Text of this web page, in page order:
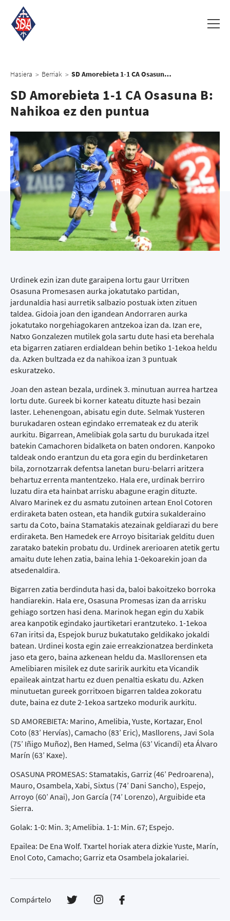
Hasiera > Berriak > SD Amorebieta 1-1 CA Osasuna B: Nahikoa ez den puntua
SD Amorebieta 1-1 CA Osasuna B:
Nahikoa ez den puntua
Urdinek ezin izan dute garaipena lortu gaur Urritxen
Osasuna Promesasen aurka jokatutako partidan,
jardunaldia hasi aurretik salbazio postuak ixten zituen
taldea. Gidoia joan den igandean Andorraren aurka
jokatutako norgehiagokaren antzekoa izan da. Izan ere,
Natxo Gonzalezen mutilek gola sartu dute hasi eta berehala
eta bigarren zatiaren erdialdean behin betiko 1-1ekoa heldu
da. Azken bultzada ez da nahikoa izan 3 puntuak
eskuratzeko.
Joan den astean bezala, urdinek 3. minutuan aurrea hartzea
lortu dute. Gureek bi korner kateatu dituzte hasi bezain
laster. Lehenengoan, abisatu egin dute. Selmak Yusteren
burukadaren ostean egindako erremateak ez du aterik
aurkitu. Bigarrean, Amelibiak gola sartu du burukada itzel
batekin Camachoren bidalketa on baten ondoren. Kanpoko
taldeak ondo erantzun du eta gora egin du berdinketaren
bila, zornotzarrak defentsa lanetan buru-belarri aritzera
behartuz errenta mantentzeko. Hala ere, urdinak berriro
luzatu dira eta hainbat arrisku abagune eragin dituzte.
Alvaro Marinek ez du asmatu zutoinen artean Enol Cotoren
erdiraketa baten ostean, eta handik gutxira sukalderaino
sartu da Coto, baina Stamatakis atezainak geldiarazi du bere
erdiraketa. Ben Hamedek ere Arroyo bisitariak gelditu duen
zaratako batekin probatu du. Urdinek arerioaren atetik gertu
amaitu dute lehen zatia, baina lehia 1-0ekoarekin joan da
atsedenaldira.
Bigarren zatia berdinduta hasi da, baloi bakoitzeko borroka
handiarekin. Hala ere, Osasuna Promesas izan da arrisku
gehiago sortzen hasi dena. Marinok hegan egin du Xabik
area kanpotik egindako jaurtiketari erantzuteko. 1-1ekoa
67an iritsi da, Espejok buruz bukatutako geldikako jokaldi
batean. Urdinei kosta egin zaie erreakzionatzea berdinketa
jaso eta gero, baina azkenean heldu da. Masllorensen eta
Amelibiaren misilek ez dute saririk aurkitu eta Vicandik
epaileak aintzat hartu ez duen penaltia eskatu du. Azken
minutuetan gureek gorritxoen bigarren taldea zokoratu
dute, baina ez dute 2-1ekoa sartzeko modurik aurkitu.
SD AMOREBIETA: Marino, Amelibia, Yuste, Kortazar, Enol
Coto (83’ Hervías), Camacho (83’ Eric), Masllorens, Javi Sola
(75’ Iñigo Muñoz), Ben Hamed, Selma (63’ Vicandi) eta Álvaro
Marín (63’ Kaxe).
OSASUNA PROMESAS: Stamatakis, Garriz (46’ Pedroarena),
Mauro, Osambela, Xabi, Sixtus (74’ Dani Sancho), Espejo,
Arroyo (60’ Anai), Jon García (74’ Lorenzo), Arguibide eta
Sierra.
Golak: 1-0: Min. 3; Amelibia. 1-1: Min. 67; Espejo.
Epailea: De Ena Wolf. Txartel horiak atera dizkie Yuste, Marín,
Enol Coto, Camacho; Garriz eta Osambela jokalariei.
Compártelo